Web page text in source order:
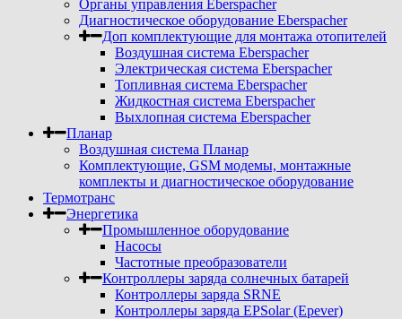
Органы управления Eberspacher
Диагностическое оборудование Eberspacher
Доп комплектующие для монтажа отопителей
Воздушная система Eberspacher
Электрическая система Eberspacher
Топливная система Eberspacher
Жидкостная система Eberspacher
Выхлопная система Eberspacher
Планар
Воздушная система Планар
Комплектующие, GSM модемы, монтажные
комплекты и диагностическое оборудование
Термотранс
Энергетика
Промышленное оборудование
Насосы
Частотные преобразователи
Контроллеры заряда солнечных батарей
Контроллеры заряда SRNE
Контроллеры заряда EPSolar (Epever)